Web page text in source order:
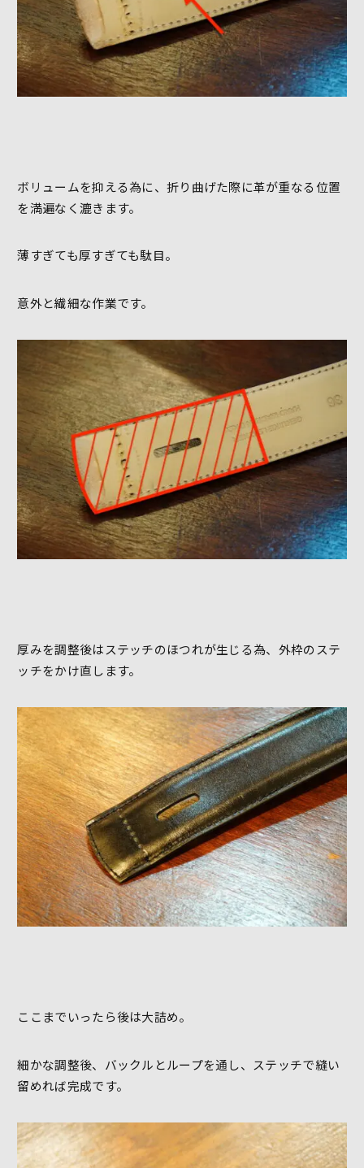
ボリュームを抑える為に、折り曲げた際に革が重なる位置
を満遍なく漉きます。
薄すぎても厚すぎても駄目。
意外と繊細な作業です。
厚みを調整後はステッチのほつれが生じる為、外枠のステ
ッチをかけ直します。
ここまでいったら後は大詰め。
細かな調整後、バックルとループを通し、ステッチで縫い
留めれば完成です。